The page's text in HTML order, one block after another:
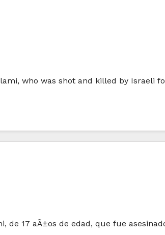
who was shot and killed by Israeli
de 17 aÃ±os de edad, que fue